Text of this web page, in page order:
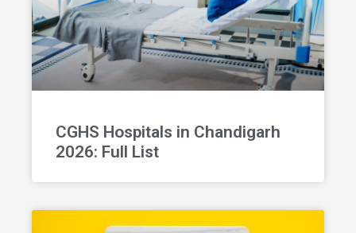
CGHS Hospitals in Chandigarh
2026: Full List